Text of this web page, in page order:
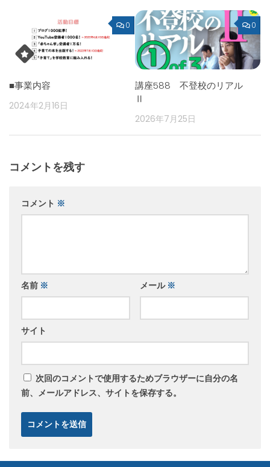
0
■事業内容
2024年2月16日
0
講座588 不登校のリアル
Ⅱ
2026年7月25日
コメントを残す
コメント ※
名前 ※ メール ※
サイト
次回のコメントで使用するためブラウザーに自分の名
前、メールアドレス、サイトを保存する。